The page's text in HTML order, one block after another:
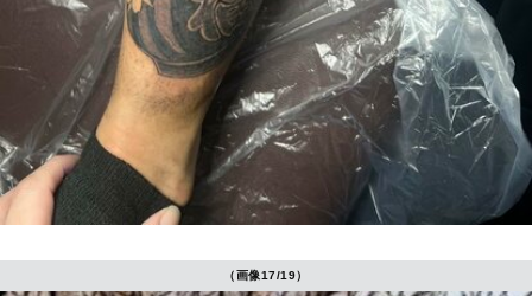
（画像17/19）